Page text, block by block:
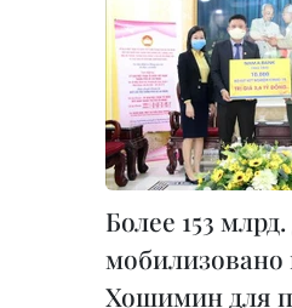
Более 153
мобилизовано
Хошимин для